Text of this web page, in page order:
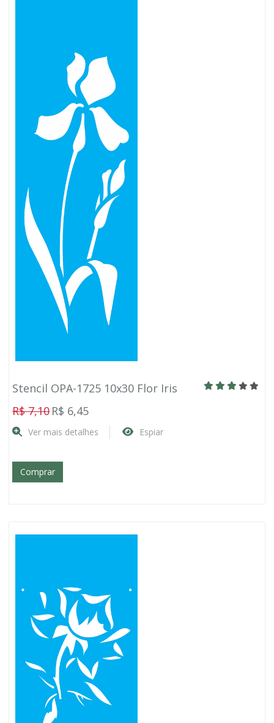
Stencil OPA-1725 10x30 Flor Iris
R$ 7,10 R$ 6,45
Ver mais detalhes Espiar
Comprar